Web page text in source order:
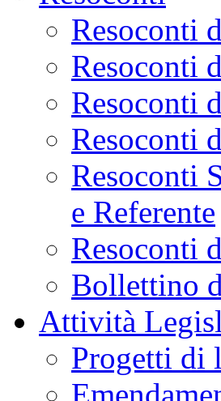
Resoconti
Resoconti
Resoconti
Resoconti
Resoconti
e Referente
Resoconti
Bollettino
Attività
Progetti di